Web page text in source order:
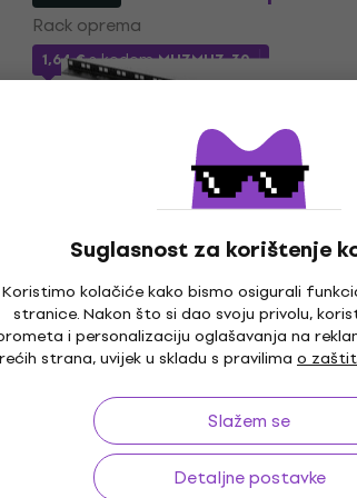
Suglasnost za korištenje
Koristimo kolačiće kako bismo osigurali
stranice. Nakon što si dao svoju privolu,
i personalizaciju oglašavanja na
strana, uvijek u skladu s pravilima o
Slažem se
Detaljne postavke
Rack oprema
1,64 €s kodomMUZMUZ-30
Bespeco RK110 Rack oprema
Rack oprema
13,50 €
Na skladištu
Bespeco CRO23EX Rack kofer
Rack kofer
126,72 €
- 8 %